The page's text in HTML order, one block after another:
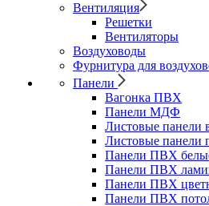
Вентиляция
Решетки
Вентиляторы
Воздуховоды
Фурнитура для
Панели
Вагонка ПВХ
Панели МДФ
Листовые панели
Листовые панели
Панели ПВХ
Панели ПВХ
Панели ПВХ
Панели ПВХ